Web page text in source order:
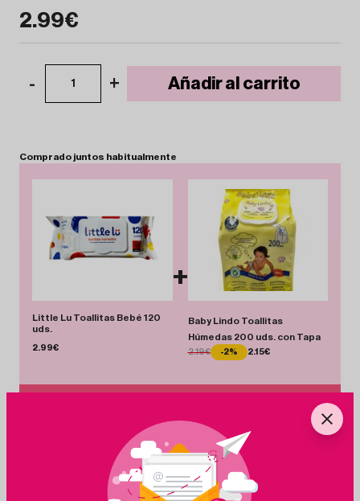
2.99€
- 1 + Añadir al carrito
Comprado juntos habitualmente
Little Lu Toallitas Bebé 120
uds.
2.99€
+
Baby Lindo Toallitas
Húmedas 200 uds. con Tapa
2.19€ -2% 2.15€